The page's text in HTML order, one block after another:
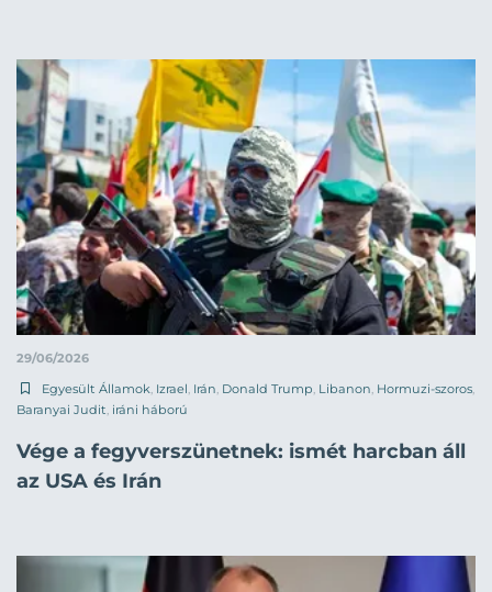
29/06/2026
Egyesült Államok, Izrael, Irán, Donald Trump, Libanon, Hormuzi-szoros,
Baranyai Judit, iráni háború
Vége a fegyverszünetnek: ismét harcban áll
az USA és Irán